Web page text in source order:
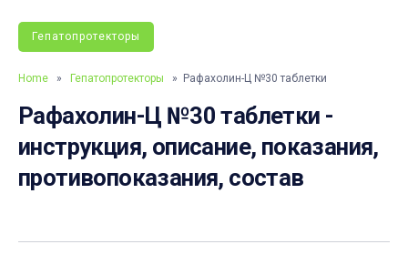
Гепатопротекторы
Home » Гепатопротекторы » Рафахолин-Ц №30 таблетки
Рафахолин-Ц №30 таблетки -
инструкция, описание, показания,
противопоказания, состав